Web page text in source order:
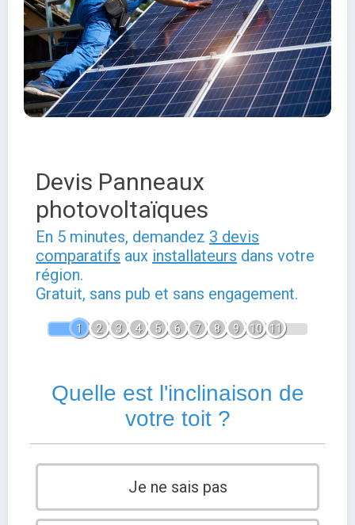
Devis Panneaux
photovoltaïques
En 5 minutes, demandez 3 devis
comparatifs aux installateurs dans votre
région.
Gratuit, sans pub et sans engagement.
1 2 3 4 5 6 7 8 9 10 11
Quelle est l'inclinaison de
votre toit ?
Je ne sais pas